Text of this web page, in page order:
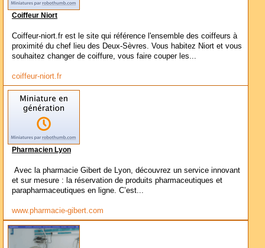
Coiffeur Niort
Coiffeur-niort.fr est le site qui référence l'ensemble des coiffeurs à
proximité du chef lieu des Deux-Sèvres. Vous habitez Niort et vous
souhaitez changer de coiffure, vous faire couper les...
coiffeur-niort.fr
Pharmacien Lyon
Avec la pharmacie Gibert de Lyon, découvrez un service innovant
et sur mesure : la réservation de produits pharmaceutiques et
parapharmaceutiques en ligne. C’est...
www.pharmacie-gibert.com